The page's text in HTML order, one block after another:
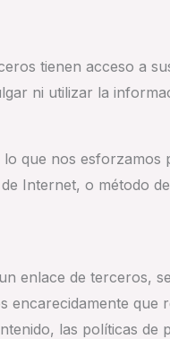
tienen acceso a
ni utilizar la
que nos esforzamos
Internet, o método
enlace de terceros,
que
las políticas de